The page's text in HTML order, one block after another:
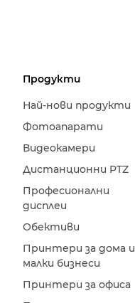
Продукти
Най-нови продукти
Фотоапарати
Видеокамери
Дистанционни PTZ
Професионални
дисплеи
Обективи
Принтери за дома и
малки бизнеси
Принтери за офиса